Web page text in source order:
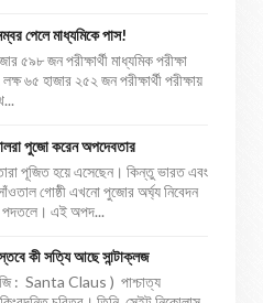
পেলে মাধ্যমিকে পাস!
৫৯৮ জন পরীক্ষার্থী মাধ্যমিক পরীক্ষা
৬৫ হাজার ২৫২ জন পরীক্ষার্থী পরীক্ষায়
পুজো করেন অপদেবতার
পূজিত হয়ে এসেছেন। কিন্তু ভারত এবং
গোষ্ঠী এখনো পুজোর অর্ঘ্য নিবেদন
পদতলে। এই অপদ...
কী সত্যি আছে সান্টাক্লজ
: Santa Claus ) পাশ্চাত্য